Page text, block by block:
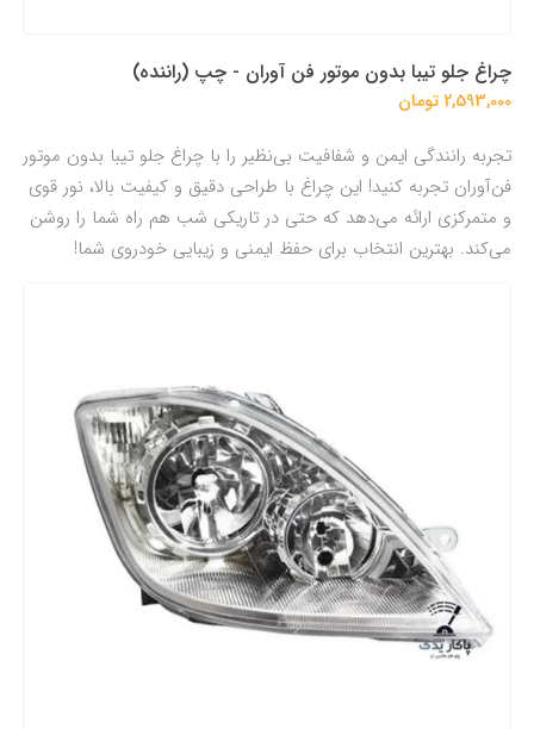
چراغ جلو تیبا بدون موتور فن آوران - چپ (راننده)
2,593,000 تومان
تجربه رانندگی ایمن و شفافیت بی‌نظیر را با چراغ جلو تیبا بدون موتور
فن‌آوران تجربه کنید! این چراغ با طراحی دقیق و کیفیت بالا، نور قوی
و متمرکزی ارائه می‌دهد که حتی در تاریکی شب هم راه شما را روشن
می‌کند. بهترین انتخاب برای حفظ ایمنی و زیبایی خودروی شما!